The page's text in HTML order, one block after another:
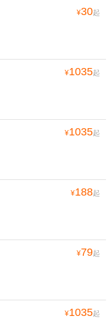
¥30起
¥1035起
¥1035起
¥188起
¥79起
¥1035起